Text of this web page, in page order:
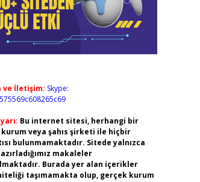
ve İletişim: Skype:
Bu internet sitesi, herhangi bir
veya şahıs şirketi ile hiçbir
bulunmamaktadır. Sitede yalnızca
makaleler
Burada yer alan içerikler
taşımamakta olup, gerçek kurum